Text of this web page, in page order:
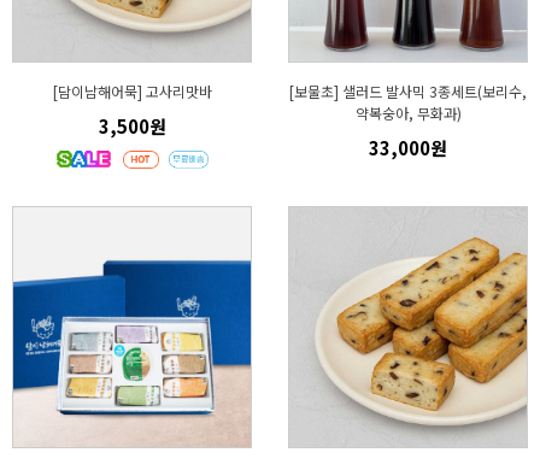
[담이남해어묵] 고사리맛바
3,500원
[보물초] 샐러드 발사믹 3종세트(보리수,
약복숭아, 무화과)
33,000원